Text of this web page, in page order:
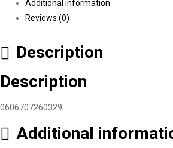
Additional information
Reviews (0)
Description
Description
0606707260329
Additional